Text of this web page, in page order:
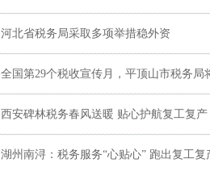
河北省税务局采取多项举措稳外资
全国第29个税收宣传月，平顶山市税务局
西安碑林税务春风送暖 贴心护航复工复产
湖州南浔：税务服务“心贴心” 跑出复工复